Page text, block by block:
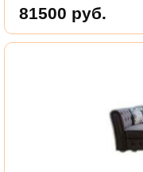
81500 руб.